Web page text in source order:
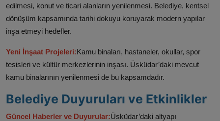
edilmesi, konut ve ticari alanların yenilenmesi. Belediye, kentsel
dönüşüm kapsamında tarihi dokuyu koruyarak modern yapılar
inşa etmeyi hedefler.
Yeni İnşaat Projeleri:Kamu binaları, hastaneler, okullar, spor
tesisleri ve kültür merkezlerinin inşası. Üsküdar’daki mevcut
kamu binalarının yenilenmesi de bu kapsamdadır.
Belediye Duyuruları ve Etkinlikler
Güncel Haberler ve Duyurular:Üsküdar’daki altyapı